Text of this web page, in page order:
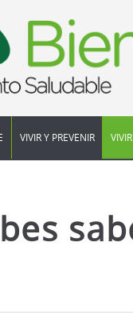
VIVIR Y PREVENIR